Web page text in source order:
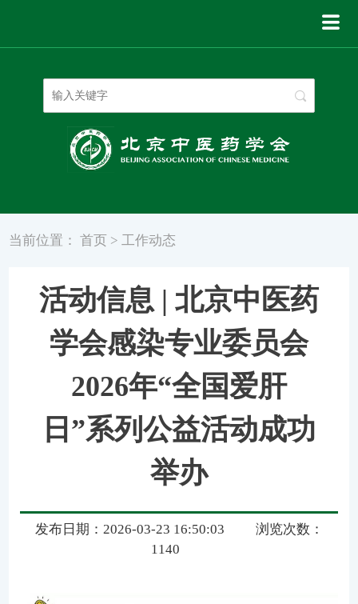
当前位置：首页 > 工作动态
活动信息 | 北京中医药
学会感染专业委员会
2026年“全国爱肝
日”系列公益活动成功
举办
发布日期：2026-03-23 16:50:03
浏览次数：
1140